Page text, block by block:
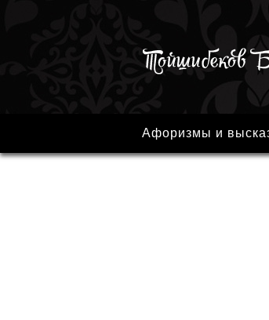
Афоризмы и